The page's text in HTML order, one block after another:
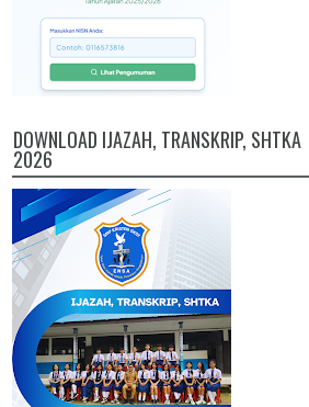
DOWNLOAD IJAZAH, TRANSKRIP, SHTKA
2026